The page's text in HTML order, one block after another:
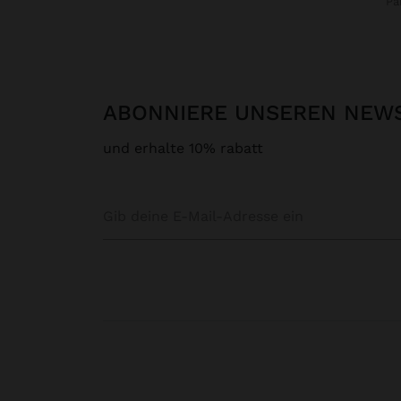
ABONNIERE UNSEREN
und erhalte 10% rabatt